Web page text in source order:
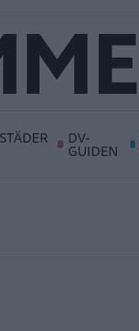
DV-
GUIDEN